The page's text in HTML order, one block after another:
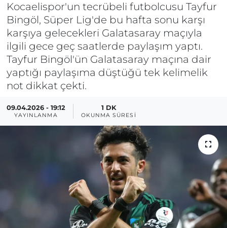
Kocaelispor'un tecrübeli futbolcusu Tayfur
Bingöl, Süper Lig'de bu hafta sonu karşı
karşıya gelecekleri Galatasaray maçıyla
ilgili gece geç saatlerde paylaşım yaptı.
Tayfur Bingöl'ün Galatasaray maçına dair
yaptığı paylaşıma düştüğü tek kelimelik
not dikkat çekti.
09.04.2026 - 19:12
YAYINLANMA
1 DK
OKUNMA SÜRESI
ÖZEL HABER
Son Dakika Haberleri
Haber Arşivi